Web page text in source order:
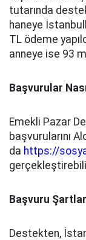
tutarında
haneye
TL ödeme
anneye ise 93
Başvurular
Emekli Pazar
başvurularını
da https://
Başvuru
Destekten,